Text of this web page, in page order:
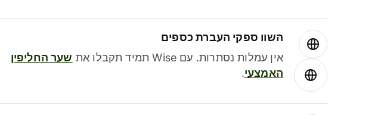
השוו ספקי העברת כספים
אין עמלות נסתרות. עם Wise תמיד תקבלו את
שער החליפין
האמצעי.